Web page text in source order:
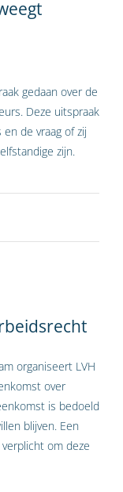
gedaan over de
Deze uitspraak
de vraag of zij
zijn.
organiseert LVH
over
is bedoeld
blijven. Een
om deze